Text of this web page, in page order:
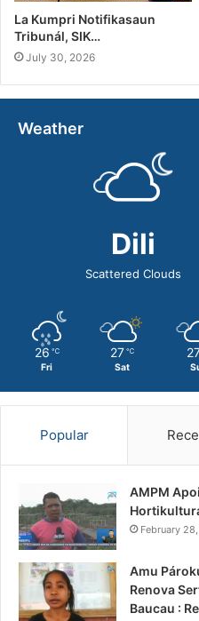
La Kumpri Notifikasaun
Tribunál, SIK…
July 30, 2026
Weather
Dili
Scattered Clouds
26 ℃
Fri
27 ℃
Sat
Popular
AMPM
February
Amu
Renova
Baucau :